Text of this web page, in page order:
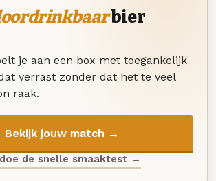
bier
je aan een box met toegankelijk
verrast zonder dat het te veel
raak.
Bekijk jouw match →
de snelle smaaktest →